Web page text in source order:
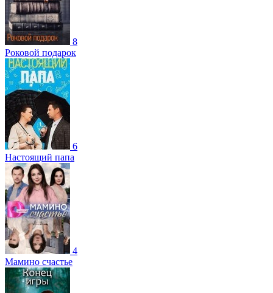
8
Роковой подарок
6
Настоящий папа
4
Мамино счастье